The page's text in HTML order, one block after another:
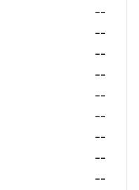
--
--
--
--
--
--
--
--
--